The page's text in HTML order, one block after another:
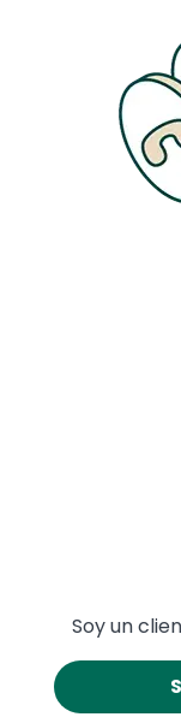
Soy un